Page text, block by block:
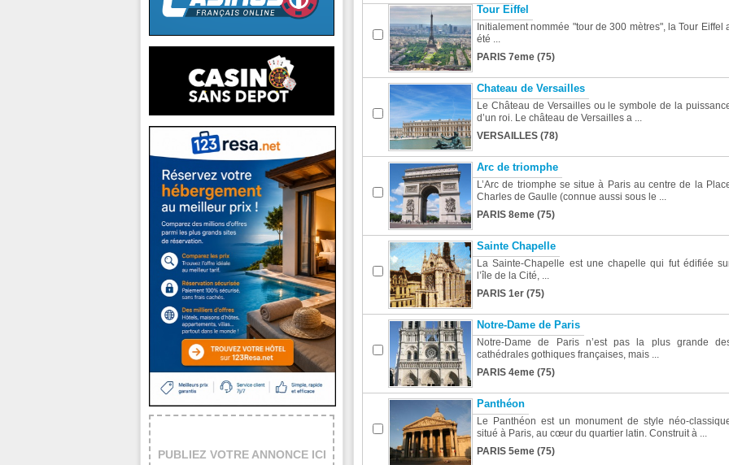
Tour Eiffel
Initialement nommée "tour de 300 mètres", la Tour Eiffel
été ...
PARIS 7eme (75)
Chateau de Versailles
Le Château de Versailles ou le symbole de la
d’un roi. Le château de Versailles a ...
VERSAILLES (78)
Arc de triomphe
L’Arc de triomphe se situe à Paris au centre de la
Charles de Gaulle (connue aussi sous le ...
PARIS 8eme (75)
Sainte Chapelle
La Sainte-Chapelle est une chapelle qui fut édifiée
l’île de la Cité, ...
PARIS 1er (75)
Notre-Dame de Paris
Notre-Dame de Paris n’est pas la plus grande
cathédrales gothiques françaises, mais ...
PARIS 4eme (75)
Panthéon
Le Panthéon est un monument de style néo-
situé à Paris, au cœur du quartier latin. Construit à ...
PARIS 5eme (75)
PUBLIEZ VOTRE ANNONCE ICI